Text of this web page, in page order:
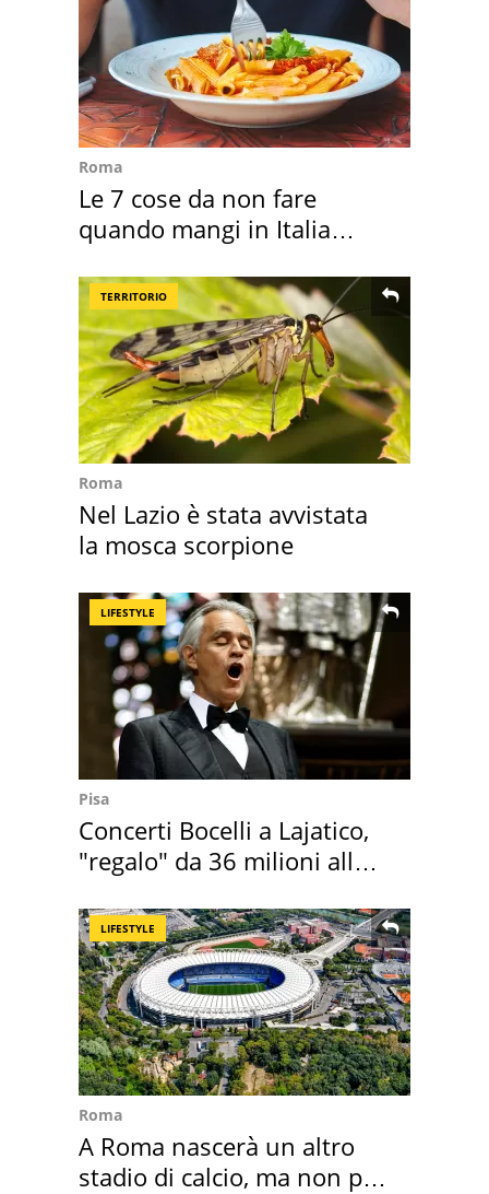
Roma
Le 7 cose da non fare
quando mangi in Italia
TERRITORIO
Roma
Nel Lazio è stata avvistata
la mosca scorpione
LIFESTYLE
Pisa
Concerti Bocelli a Lajatico,
"regalo" da 36 milioni alla
LIFESTYLE
Roma
A Roma nascerà un altro
stadio di calcio, ma non per